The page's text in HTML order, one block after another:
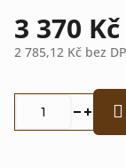
3 370 Kč
2 785,12 Kč bez